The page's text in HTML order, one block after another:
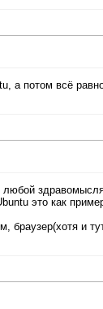
а потом всё
это как
браузер(хотя и